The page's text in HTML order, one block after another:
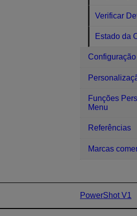
Verificar
Estado da
Configuração
Funções
Menu
Referências
Marcas
PowerShot V1